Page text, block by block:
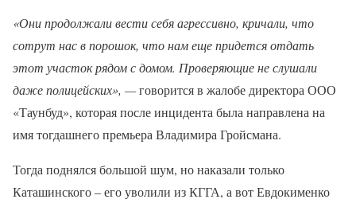
«Они продолжали вести себя агрессивно, кричали, что
сотрут нас в порошок, что нам еще придется отдать
этот участок рядом с домом. Проверяющие не слушали
даже полицейских», —говорится в жалобе директора ООО
«Таунбуд», которая после инцидента была направлена на
имя тогдашнего премьера Владимира Гройсмана.
Тогда поднялся большой шум, но наказали только
Каташинского – его уволили из КГГА, а вот Евдокименко